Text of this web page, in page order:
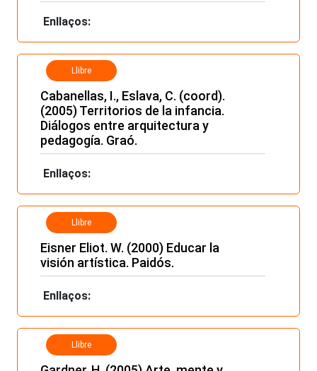
Enllaços:
Llibre
Cabanellas, I., Eslava, C. (coord).
(2005) Territorios de la infancia.
Diálogos entre arquitectura y
pedagogía. Graó.
Enllaços:
Llibre
Eisner Eliot. W. (2000) Educar la
visión artística. Paidós.
Enllaços:
Llibre